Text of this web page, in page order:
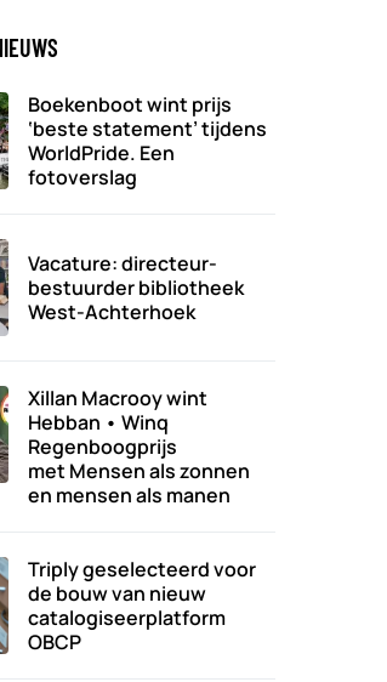
Boekenboot wint prijs
‘beste statement’ tijdens
WorldPride. Een
fotoverslag
Vacature: directeur-
bestuurder bibliotheek
West-Achterhoek
Xillan Macrooy wint
Hebban • Winq
Regenboogprijs
met Mensen als zonnen
en mensen als manen
Triply geselecteerd voor
de bouw van nieuw
catalogiseerplatform
OBCP